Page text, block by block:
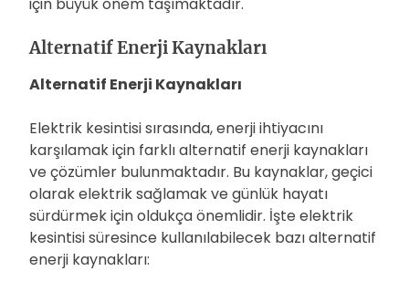
Alternatif Enerji Kaynakları
Alternatif Enerji Kaynakları
Elektrik kesintisi sırasında, enerji ihtiyacını
karşılamak için farklı alternatif enerji kaynakları
ve çözümler bulunmaktadır. Bu kaynaklar, geçici
olarak elektrik sağlamak ve günlük hayatı
sürdürmek için oldukça önemlidir. İşte elektrik
kesintisi süresince kullanılabilecek bazı alternatif
enerji kaynakları: